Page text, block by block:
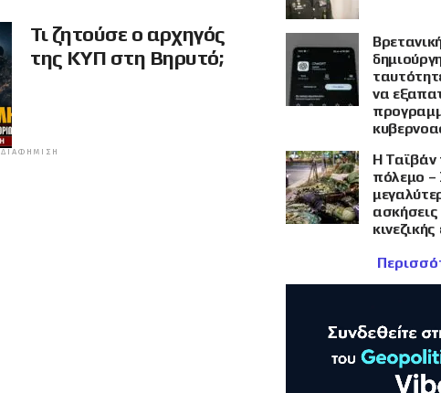
Τι ζητούσε ο αρχηγός
της ΚΥΠ στη Βηρυτό;
ΔΙΑΦΉΜΙΣΗ
να
Η Ταϊβάν
πόλεμο –